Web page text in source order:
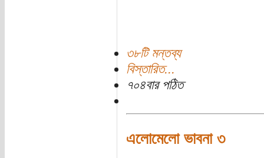
৩৮টি মন্তব্য
বিস্তারিত...
৭০৪বার পঠিত
এলোমেলো ভাবনা ৩